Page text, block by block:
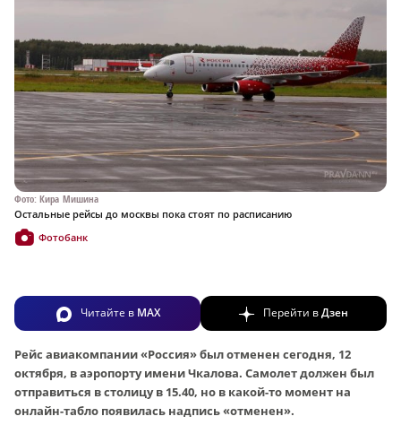
Фото: Кира Мишина
Остальные рейсы до москвы пока стоят по расписанию
Фотобанк
Читайте в MAX Перейти вДзен
Рейс авиакомпании «Россия» был отменен сегодня, 12
октября, в аэропорту имени Чкалова. Самолет должен был
отправиться в столицу в 15.40, но в какой-то момент на
онлайн-табло появилась надпись «отменен».